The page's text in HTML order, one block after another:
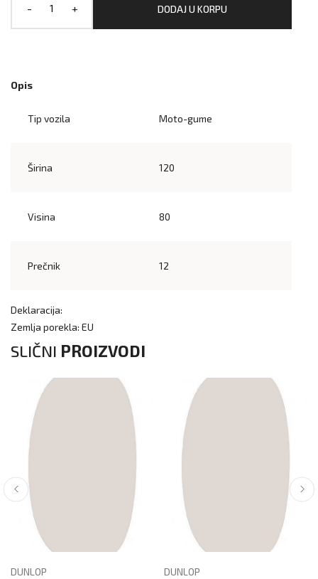
- + DODAJ U KORPU
Opis
Tip vozila Moto-gume
Širina 120
Visina 80
Prečnik 12
Deklaracija:
Zemlja porekla: EU
SLIČNI PROIZVODI
DUNLOP DUNLOP